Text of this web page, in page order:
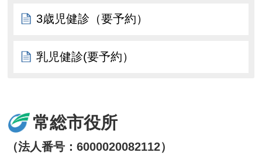
3歳児健診（要予約）
乳児健診(要予約）
常総市役所
（法人番号：6000020082112）